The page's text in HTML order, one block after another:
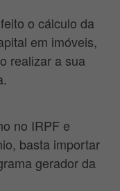
o cálculo da
em imóveis,
realizar a sua
no IRPF e
basta importar
gerador da